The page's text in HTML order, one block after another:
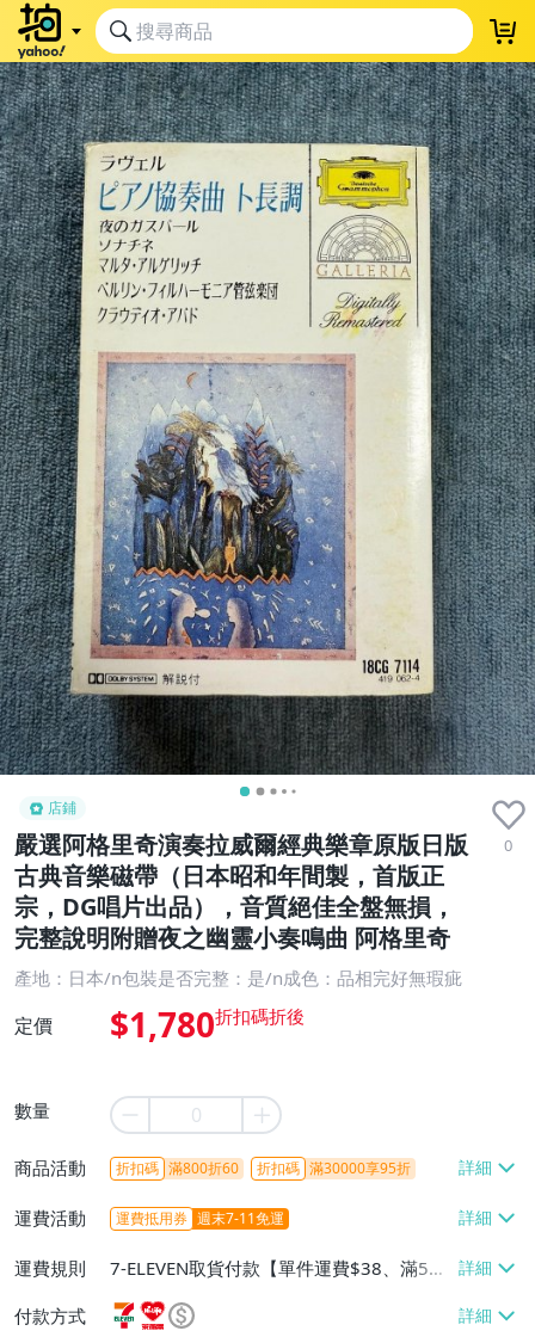
店鋪
嚴選阿格里奇演奏拉威爾經典樂章原版日版
古典音樂磁帶（日本昭和年間製，首版正
宗，DG唱片出品），音質絕佳全盤無損，
完整說明附贈夜之幽靈小奏鳴曲 阿格里奇
0
產地：日本/n包裝是否完整：是/n成色：品相完好無瑕疵
定價 $1,780
數量
商品活動 折扣碼 滿800折60 折扣碼 滿30000享95折
運費活動 運費抵用券 週末7-11免運
運費規則
7-ELEVEN取貨付款【單件運費$38、滿5件
或消費滿$1298免運費】、7-ELEVEN取貨
不付款【免運費】、萊爾富取貨付款【單件
付款方式